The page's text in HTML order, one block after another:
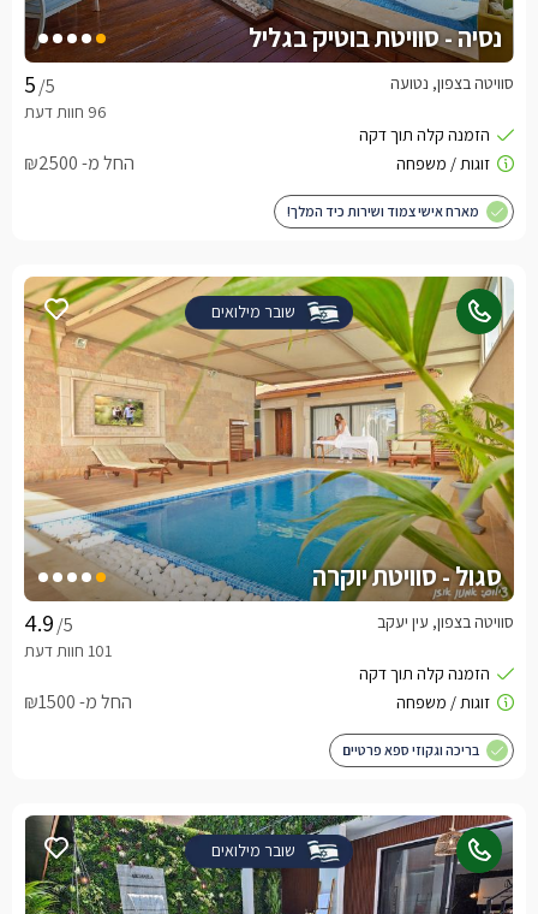
נסיה - סוויטת בוטיק בגליל
/5 סוויטה בצפון, נטועה
החל מ- ₪2500
מארח אישי צמוד ושירות כיד המלך!
שובר מילואים
סגול - סוויטת יוקרה
/5 סוויטה בצפון, עין יעקב
החל מ- ₪1500
בריכה וגקוזי ספא פרטיים
שובר מילואים